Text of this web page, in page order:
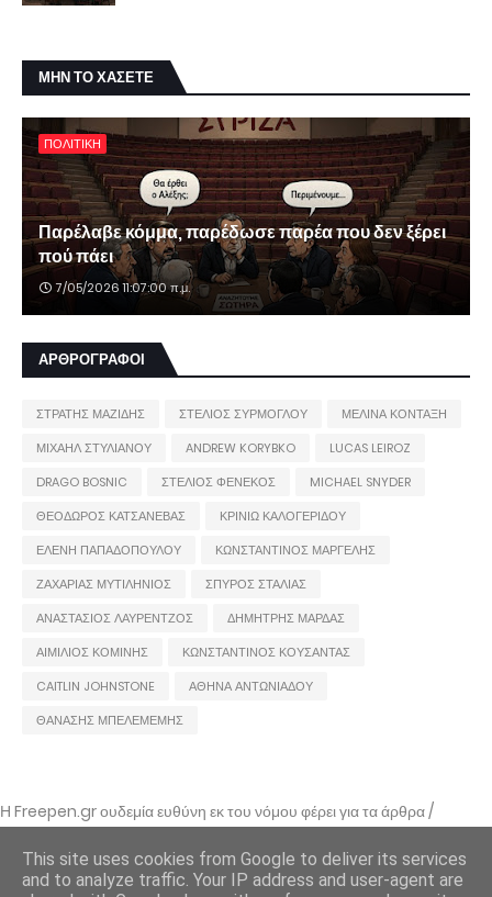
ΜΗΝ ΤΟ ΧΑΣΕΤΕ
ΠΟΛΙΤΙΚΗ
Παρέλαβε κόμμα, παρέδωσε παρέα που δεν ξέρει
πού πάει
7/05/2026 11:07:00 π.μ.
ΑΡΘΡΟΓΡΑΦΟΙ
ΣΤΡΑΤΗΣ ΜΑΖΙΔΗΣ ΣΤΕΛΙΟΣ ΣΥΡΜΟΓΛΟΥ
ΜΕΛΙΝΑ ΚΟΝΤΑΞΗ
ΜΙΧΑΗΛ ΣΤΥΛΙΑΝΟΥ
ANDREW KORYBKO
LUCAS LEIROZ
DRAGO BOSNIC
ΣΤΕΛΙΟΣ ΦΕΝΕΚΟΣ
MICHAEL SNYDER
ΘΕΟΔΩΡΟΣ ΚΑΤΣΑΝΕΒΑΣ
ΚΡΙΝΙΩ ΚΑΛΟΓΕΡΙΔΟΥ
ΕΛΕΝΗ ΠΑΠΑΔΟΠΟΥΛΟΥ
ΚΩΝΣΤΑΝΤΙΝΟΣ ΜΑΡΓΕΛΗΣ
ΖΑΧΑΡΙΑΣ ΜΥΤΙΛΗΝΙΟΣ
ΣΠΥΡΟΣ ΣΤΑΛΙΑΣ
ΑΝΑΣΤΑΣΙΟΣ ΛΑΥΡΕΝΤΖΟΣ
ΔΗΜΗΤΡΗΣ ΜΑΡΔΑΣ
ΑΙΜΙΛΙΟΣ ΚΟΜΙΝΗΣ
ΚΩΝΣΤΑΝΤΙΝΟΣ ΚΟΥΣΑΝΤΑΣ
CAITLIN JOHNSTONE
ΑΘΗΝΑ ΑΝΤΩΝΙΑΔΟΥ
ΘΑΝΑΣΗΣ ΜΠΕΛΕΜΕΜΗΣ
Η Freepen.gr ουδεμία ευθύνη εκ του νόμου φέρει για τα άρθρα /
αναρτήσεις που δημοσιεύονται και απηχούν τις απόψεις των συντακτών
τους και δε σημαίνει πως τα υιοθετεί. Σε περίπτωση που θεωρείτε πως
θίγεστε από κάποιο εξ αυτών ή ότι υπάρχει κάποιο σφάλμα,
This site uses cookies from Google to deliver its services
and to analyze traffic. Your IP address and user-agent are